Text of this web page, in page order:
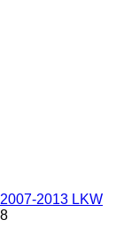
2007-2013 LKW
8